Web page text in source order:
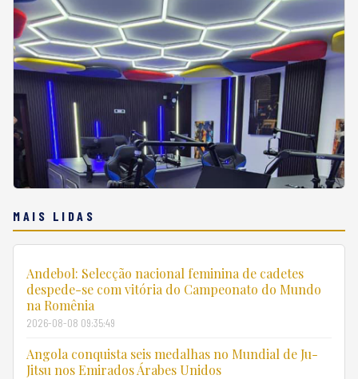
MAIS LIDAS
Andebol: Selecção nacional feminina de cadetes
despede-se com vitória do Campeonato do Mundo
na Romênia
2026-08-08 09:35:49
Angola conquista seis medalhas no Mundial de Ju-
Jitsu nos Emirados Árabes Unidos